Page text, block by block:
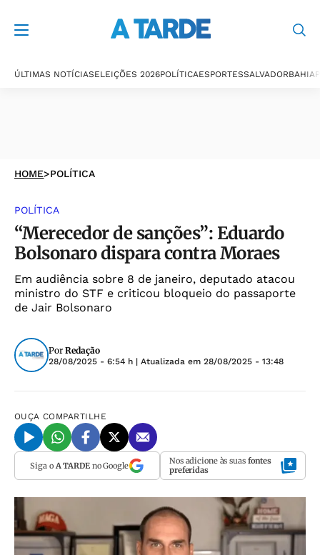
ÚLTIMAS NOTÍCIASELEIÇÕES 2026POLÍTICAESPORTESSALVADORBAHIA
HOME>POLÍTICA
POLÍTICA
“Merecedor de sanções”: Eduardo
Bolsonaro dispara contra Moraes
Em audiência sobre 8 de janeiro, deputado atacou
ministro do STF e criticou bloqueio do passaporte
de Jair Bolsonaro
Por Redação
28/08/2025 - 6:54 h | Atualizada em 28/08/2025 - 13:48
OUÇA COMPARTILHE
Siga o A TARDEno Google Nos adicione às suas fontes
preferidas